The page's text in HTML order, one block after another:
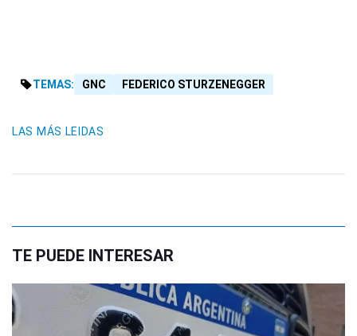
TEMAS: GNC FEDERICO STURZENEGGER
LAS MÁS LEIDAS
TE PUEDE INTERESAR